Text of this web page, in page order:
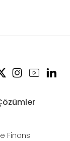
Finans